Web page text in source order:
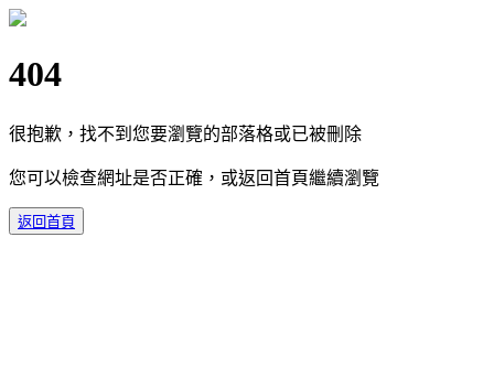
404
很抱歉，找不到您要瀏覽的部落格或已被刪除
您可以檢查網址是否正確，或返回首頁繼續瀏覽
返回首頁